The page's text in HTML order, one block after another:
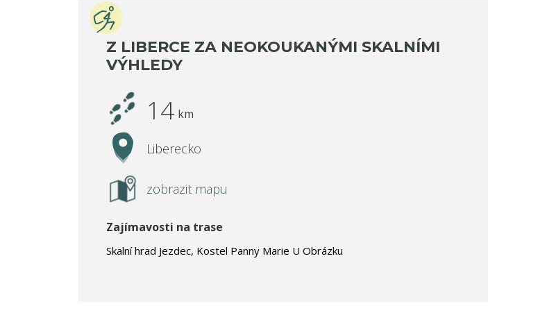
Z LIBERCE ZA NEOKOUKANÝMI SKALNÍMI
VÝHLEDY
14 km
Liberecko
zobrazit mapu
Zajímavosti na trase
Skalní hrad Jezdec, Kostel Panny Marie U Obrázku